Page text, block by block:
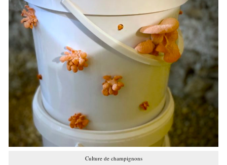
Culture de champignons